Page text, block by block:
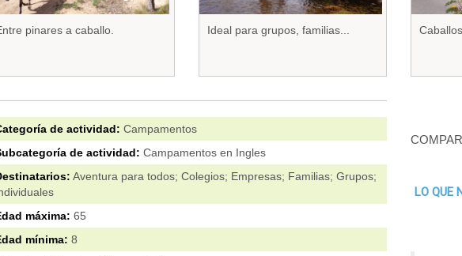
pinares a caballo. Ideal para grupos, familias...
de actividad: Campamentos
de actividad: Campamentos en Ingles
Aventura para todos; Colegios; Empresas; Familias; Grupos;
máxima: 65
mínima: 8
LO QUE